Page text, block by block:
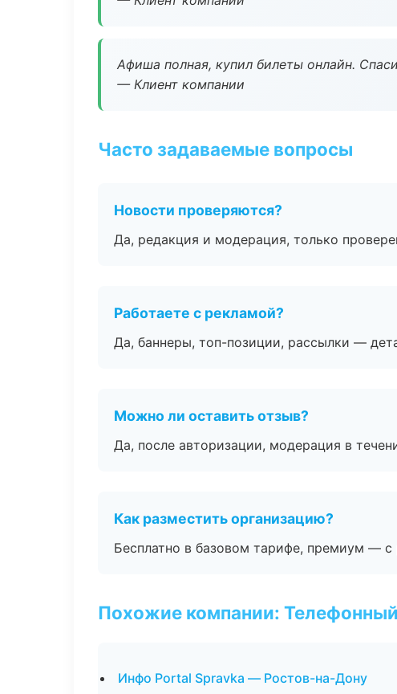
Афиша полная, купил билеты онлайн.
— Клиент компании
Часто задаваемые вопросы
Новости проверяются?
Да, редакция и модерация, только
Работаете с рекламой?
Да, баннеры, топ-позиции, рассылки —
Можно ли оставить отзыв?
Да, после авторизации, модерация в
Как разместить организацию?
Бесплатно в базовом тарифе, премиум —
Похожие компании:
Инфо Portal Spravka — Ростов-на-Дону